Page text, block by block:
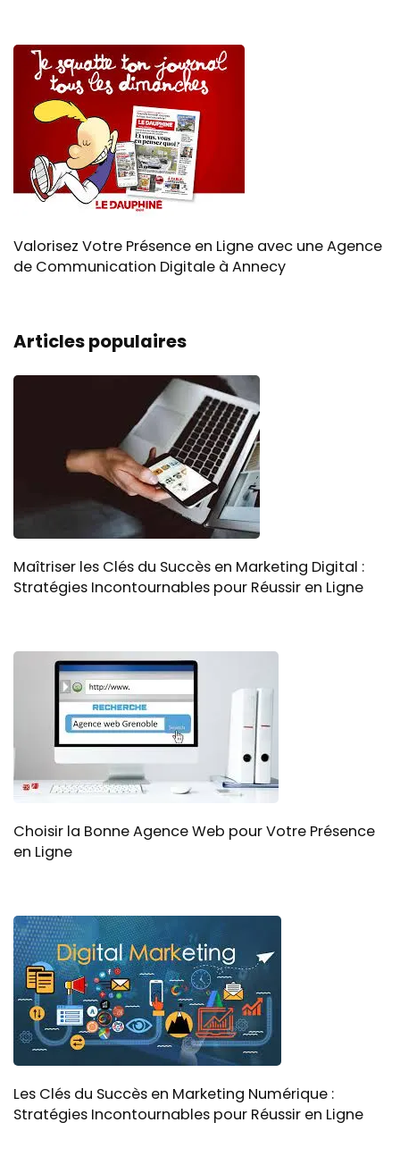
Valorisez Votre Présence en Ligne avec une Agence
de Communication Digitale à Annecy
Articles populaires
Maîtriser les Clés du Succès en Marketing Digital :
Stratégies Incontournables pour Réussir en Ligne
Choisir la Bonne Agence Web pour Votre Présence
en Ligne
Les Clés du Succès en Marketing Numérique :
Stratégies Incontournables pour Réussir en Ligne